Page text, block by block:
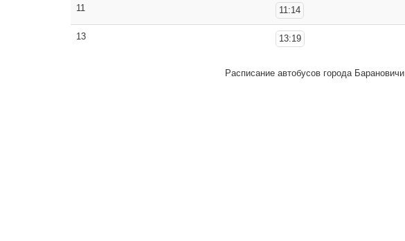
11 11:14
13 13:19
Расписание автобусов города Барановичи